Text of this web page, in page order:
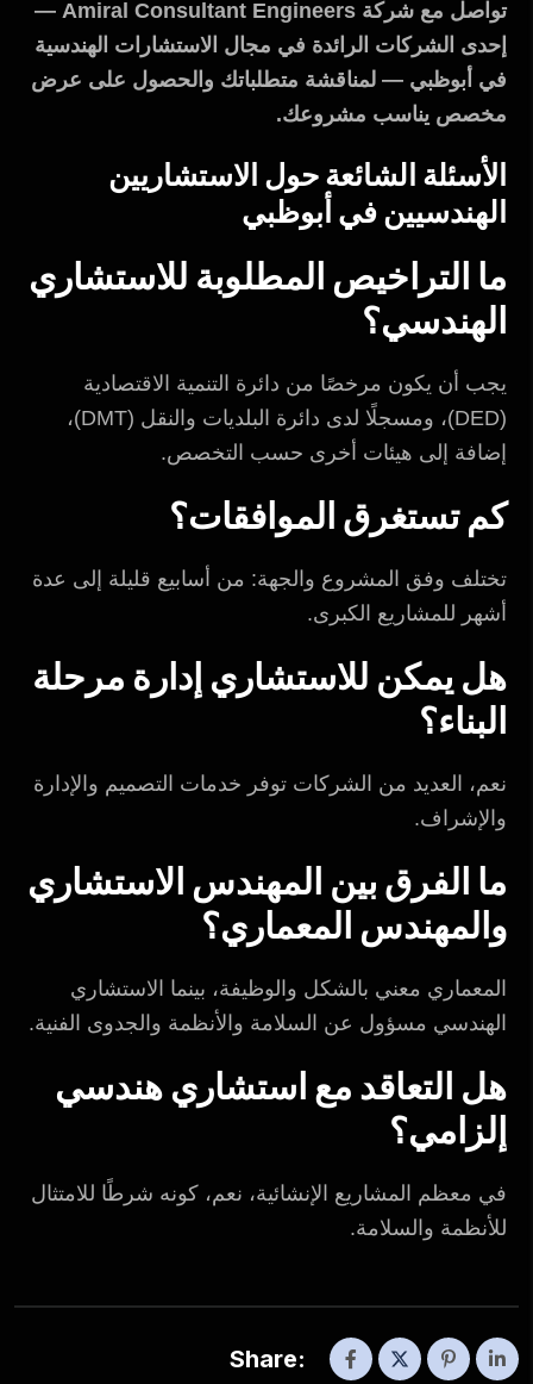
تواصل مع شركة Amiral Consultant Engineers —
إحدى الشركات الرائدة في مجال الاستشارات الهندسية
في أبوظبي — لمناقشة متطلباتك والحصول على عرض
مخصص يناسب مشروعك.
الأسئلة الشائعة حول الاستشاريين
الهندسيين في أبوظبي
ما التراخيص المطلوبة للاستشاري
الهندسي؟
يجب أن يكون مرخصًا من دائرة التنمية الاقتصادية
(DED)، ومسجلًا لدى دائرة البلديات والنقل (DMT)،
إضافة إلى هيئات أخرى حسب التخصص.
كم تستغرق الموافقات؟
تختلف وفق المشروع والجهة: من أسابيع قليلة إلى عدة
أشهر للمشاريع الكبرى.
هل يمكن للاستشاري إدارة مرحلة
البناء؟
نعم، العديد من الشركات توفر خدمات التصميم والإدارة
والإشراف.
ما الفرق بين المهندس الاستشاري
والمهندس المعماري؟
المعماري معني بالشكل والوظيفة، بينما الاستشاري
الهندسي مسؤول عن السلامة والأنظمة والجدوى الفنية.
هل التعاقد مع استشاري هندسي
إلزامي؟
في معظم المشاريع الإنشائية، نعم، كونه شرطًا للامتثال
للأنظمة والسلامة.
Share: